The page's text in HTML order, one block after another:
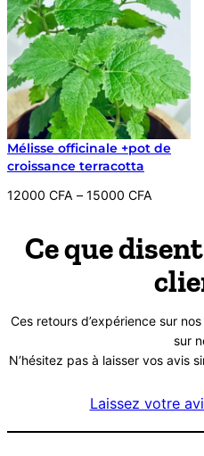
Mélisse officinale +pot de
croissance terracotta
12000 CFA – 15000 CFA
Plage
12000 CFA
Ce que
Ces retours d’expérience sur
sur
N’hésitez pas à laisser vos avis
Laissez votre